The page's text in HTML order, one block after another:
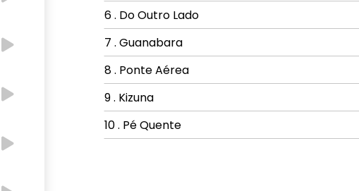
6 . Do Outro Lado
7 . Guanabara
8 . Ponte Aérea
9 . Kizuna
10 . Pé Quente